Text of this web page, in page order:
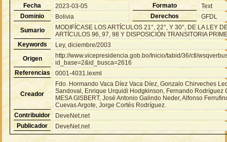
Fecha
2023-03-05 Formato
Text
Dominio
Bolivia Derechos
GFDL
Sumario
MODIFÍCASE LOS ARTÍCULOS 21°, 22°, Y 30°, DE LA LEY
ARTÍCULOS 96, 97, 98 Y DISPOSICIÓN TRANSITORIA
Keywords
Ley, diciembre/2003
Origen
http://www.vicepresidencia.gob.bo/Inicio/tabid/36/ctl/
id_base=2&id_busca=2616
Referencias
0001-4031.lexml
Creador
Fdo. Hormando Vaca Díez Vaca Díez, Gonzalo Chirveches
Sandoval, Enrique Urquidi Hodgkinson, Fernando Rodríguez
MESA GISBERT, José Antonio Galindo Neder, Alfonso
Cuevas Argote, Jorge Cortés Rodríguez.
Contribuidor
DeveNet.net
Publicador
DeveNet.net